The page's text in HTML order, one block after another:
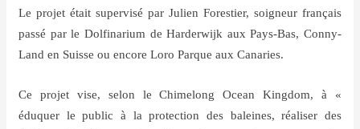
Le projet était supervisé par Julien Forestier, soigneur français
passé par le Dolfinarium de Harderwijk aux Pays-Bas, Conny-
Land en Suisse ou encore Loro Parque aux Canaries.
Ce projet vise, selon le Chimelong Ocean Kingdom, à «
éduquer le public à la protection des baleines, réaliser des